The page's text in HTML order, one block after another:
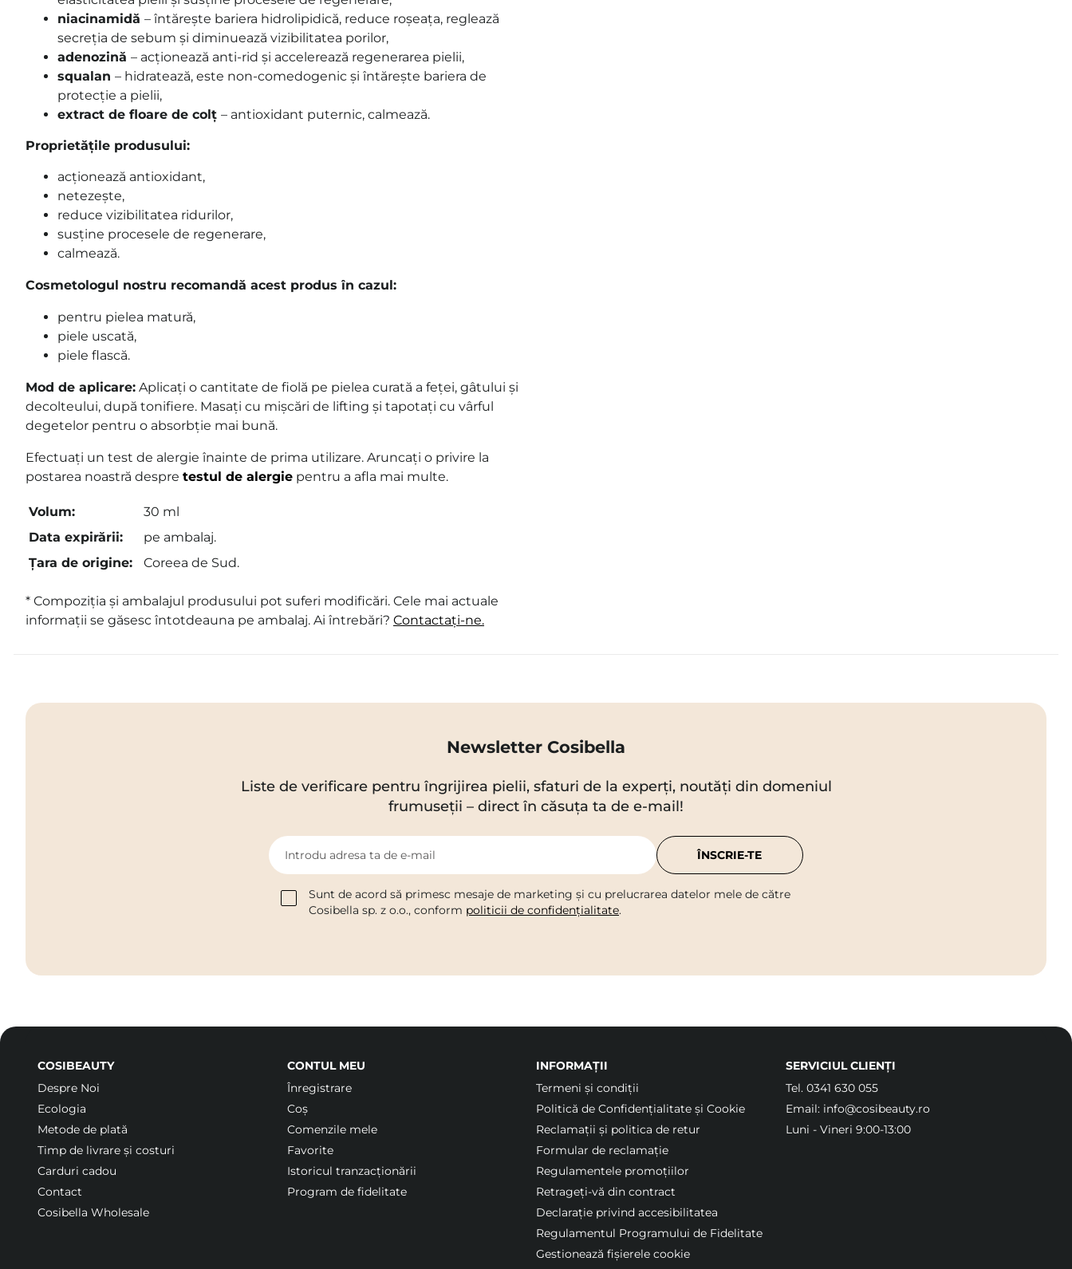
niacinamidă – întărește bariera hidrolipidică, reduce roșeața, reglează
secreția de sebum și diminuează vizibilitatea porilor,
adenozină – acționează anti-rid și accelerează regenerarea pielii,
squalan – hidratează, este non-comedogenic și întărește bariera de
protecție a pielii,
extract de floare de colț – antioxidant puternic, calmează.
Proprietățile produsului:
acționează antioxidant,
netezește,
reduce vizibilitatea ridurilor,
susține procesele de regenerare,
calmează.
Cosmetologul nostru recomandă acest produs în cazul:
pentru pielea matură,
piele uscată,
piele flască.
Mod de aplicare: Aplicați o cantitate de fiolă pe pielea curată a feței, gâtului și
decolteului, după tonifiere. Masați cu mișcări de lifting și tapotați cu vârful
degetelor pentru o absorbție mai bună.
Efectuați un test de alergie înainte de prima utilizare. Aruncați o privire la
postarea noastră despre testul de alergie pentru a afla mai multe.
Volum:
30 ml
Data expirării:
pe ambalaj.
Țara de origine:
Coreea de Sud.
* Compoziția și ambalajul produsului pot suferi modificări. Cele mai actuale
informații se găsesc întotdeauna pe ambalaj. Ai întrebări? Contactați-ne.
Newsletter Cosibella
Liste de verificare pentru îngrijirea pielii, sfaturi de la experți, noutăți din domeniul
frumuseții – direct în căsuța ta de e-mail!
Introdu adresa ta de e-mail
Sunt de acord să primesc mesaje de marketing și cu prelucrarea datelor mele de către
Cosibella sp. z o.o., conform politicii de confidențialitate.
ÎNSCRIE-TE
COSIBEAUTY
Despre Noi
Ecologia
Metode de plată
Timp de livrare și costuri
Carduri cadou
Contact
Cosibella Wholesale
CONTUL MEU
Înregistrare
Coș
Comenzile mele
Favorite
Istoricul tranzacționării
Program de fidelitate
INFORMAȚII
Termeni şi condiții
Politică de Confidențialitate și Cookie
Reclamații și politica de retur
Formular de reclamație
Regulamentele promoțiilor
Retrageți-vă din contract
Declarație privind accesibilitatea
Regulamentul Programului de Fidelitate
Gestionează fișierele cookie
SERVICIUL CLIENȚI
Tel. 0341 630 055
Email: info@cosibeauty.ro
Luni - Vineri 9:00-13:00